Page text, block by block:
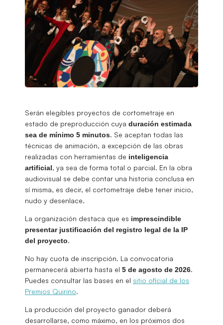
Serán elegibles proyectos de cortometraje en
estado de preproducción cuya duración estimada
sea de mínimo 5 minutos. Se aceptan todas las
técnicas de animación, a excepción de las obras
realizadas con herramientas de inteligencia
artificial, ya sea de forma total o parcial. En la obra
audiovisual se debe contar una historia conclusa en
sí misma, es decir, el cortometraje debe tener inicio,
nudo y desenlace.
La organización destaca que es imprescindible
presentar justificación del registro legal de la IP
del proyecto.
No hay cuota de inscripción. La convocatoria
permanecerá abierta hasta el 5 de agosto de 2026.
Puedes consultar las bases en el sitio oficial de los
Premios Quirino.
La producción del proyecto ganador deberá
desarrollarse, como máximo, en los próximos dos